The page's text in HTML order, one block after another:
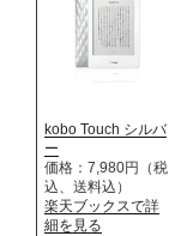
kobo Touch シルバ
ー
価格：7,980円（税
込、送料込）
楽天ブックスで詳
細を見る